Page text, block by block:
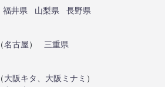
福井県 山梨県
長野県
（名古屋）
三重県
（大阪キタ 大阪ミナミ ）